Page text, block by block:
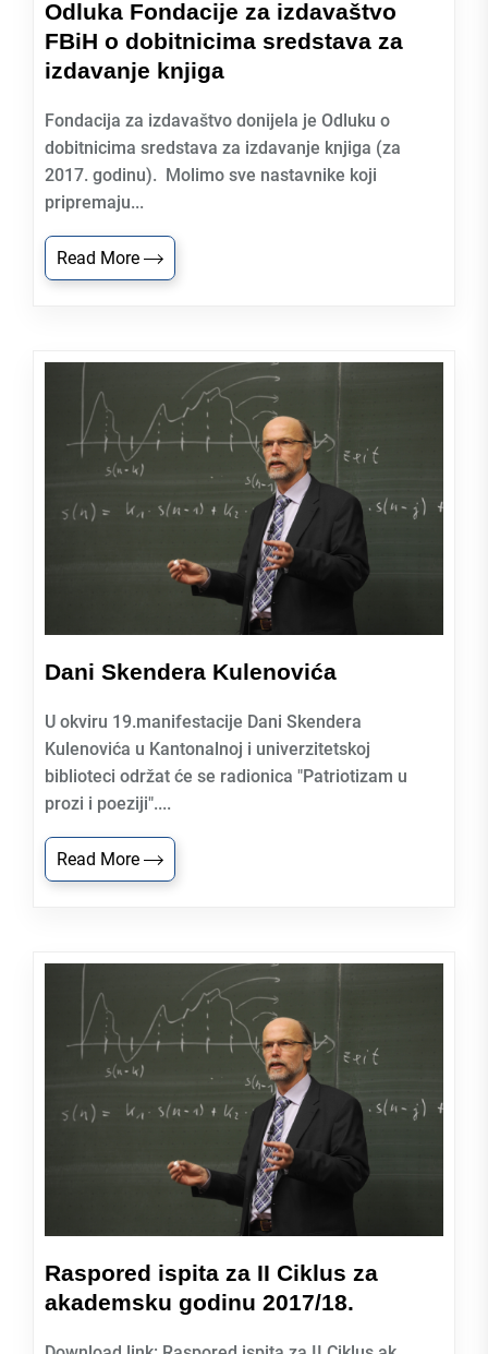
Odluka Fondacije za izdavaštvo
FBiH o dobitnicima sredstava za
izdavanje knjiga
Fondacija za izdavaštvo donijela je Odluku o
dobitnicima sredstava za izdavanje knjiga (za
2017. godinu). Molimo sve nastavnike koji
pripremaju...
Read More
Dani Skendera Kulenovića
U okviru 19.manifestacije Dani Skendera
Kulenovića u Kantonalnoj i univerzitetskoj
biblioteci održat će se radionica "Patriotizam u
prozi i poeziji"....
Read More
Raspored ispita za II Ciklus za
akademsku godinu 2017/18.